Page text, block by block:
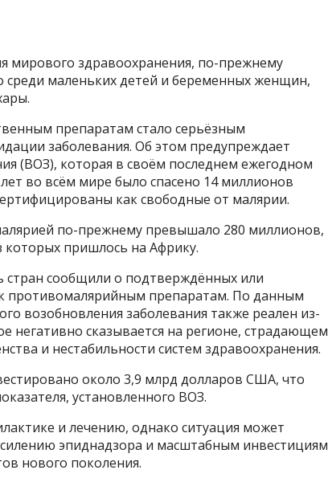
мирового здравоохранения, по-прежнему
среди маленьких детей и беременных женщин,
препаратам стало серьёзным
заболевания. Об этом предупреждает
(ВОЗ), которая в своём последнем ежегодном
во всём мире было спасено 14 миллионов
как свободные от малярии.
по-прежнему превышало 280 миллионов,
которых пришлось на Африку.
стран сообщили о подтверждённых или
к противомалярийным препаратам. По данным
возобновления заболевания также реален из-
негативно сказывается на регионе, страдающем
и нестабильности систем здравоохранения.
около 3,9 млрд долларов США, что
установленного ВОЗ.
и лечению, однако ситуация может
эпиднадзора и масштабным инвестициям
нового поколения.